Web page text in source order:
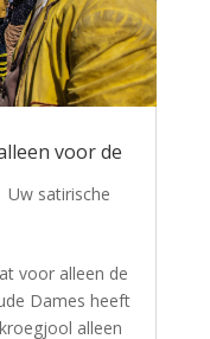
voor de
Uw satirische
voor alleen de
Dames heeft
alleen